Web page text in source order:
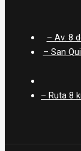
– Av. 8
– San
– Ruta 8